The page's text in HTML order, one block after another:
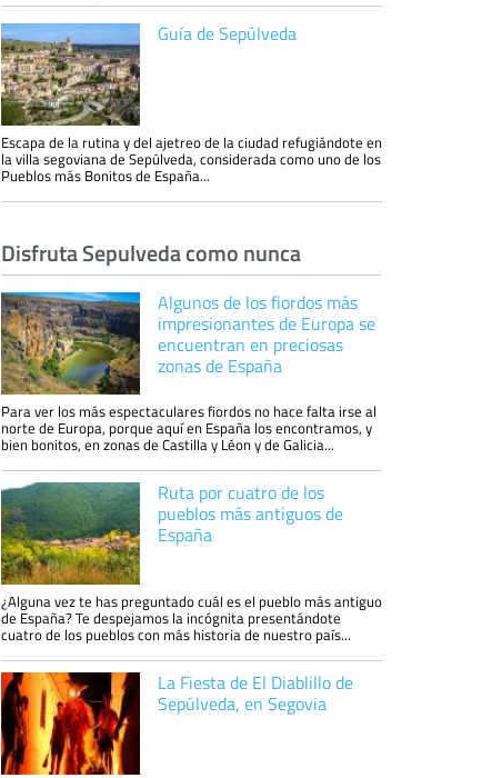
Guía de Sepúlveda
Escapa de la rutina y del ajetreo de la ciudad refugiándote en
la villa segoviana de Sepúlveda, considerada como uno de los
Pueblos más Bonitos de España...
Disfruta Sepulveda como nunca
Algunos de los fiordos más
impresionantes de Europa se
encuentran en preciosas
zonas de España
Para ver los más espectaculares fiordos no hace falta irse al
norte de Europa, porque aquí en España los encontramos, y
bien bonitos, en zonas de Castilla y Léon y de Galicia...
Ruta por cuatro de los
pueblos más antiguos de
España
¿Alguna vez te has preguntado cuál es el pueblo más antiguo
de España? Te despejamos la incógnita presentándote
cuatro de los pueblos con más historia de nuestro país...
La Fiesta de El Diablillo de
Sepúlveda, en Segovia